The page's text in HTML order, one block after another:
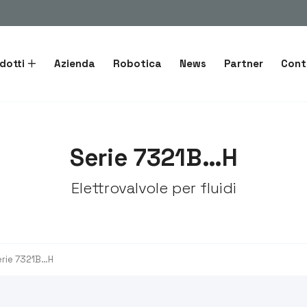
Azienda Robotica News Partner
Serie 7321B…H
Elettrovalvole per fluidi
7321B…H